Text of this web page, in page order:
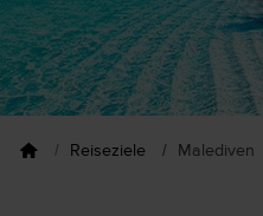
Reiseziele Malediven